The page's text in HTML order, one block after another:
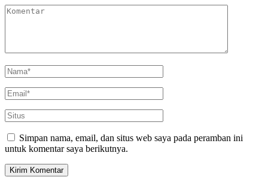
Simpan nama, email, dan situs web saya pada peramban ini
untuk komentar saya berikutnya.